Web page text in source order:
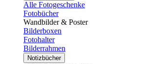
Alle Fotogeschenke
Fotobücher
Wandbilder & Poster
Bilderboxen
Fotohalter
Bilderrahmen
Notizbücher